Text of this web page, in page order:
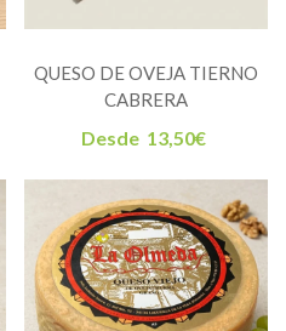
QUESO DE OVEJA TIERNO
CABRERA
Desde 13,50€